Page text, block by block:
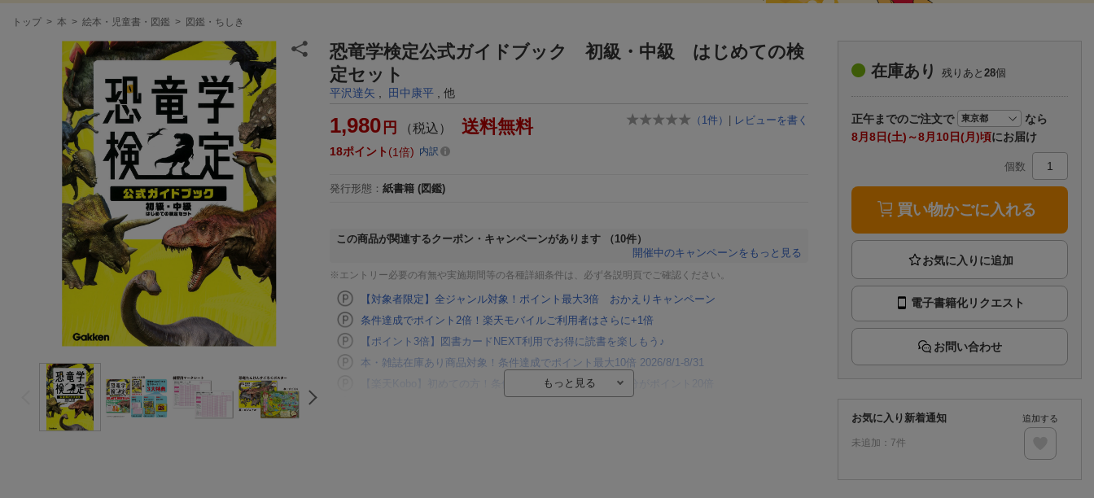
楽天チケット
エンタメニュース
推し楽
現
トップ > 本 > 絵本・児童書・図鑑 > 図鑑・ちしき
恐竜学検定公式ガイドブック 初級・中級 はじめての検
定セット
平沢達矢 田中康平 , 他
（ 1件） | レビューを書く
1,980 円 （税込） 送料無料
18ポイント 1倍 内訳
発行形態 ： 紙書籍 (図鑑)
この商品が関連するクーポン・キャンペーンがあります
（10件）
開催中のキャンペーンをもっと見る
※エントリー必要の有無や実施期間等の各種詳細条件は、必ず各説明頁でご確認ください。
【対象者限定】全ジャンル対象！ポイント最大3倍 おかえりキャンペーン
条件達成でポイント2倍！楽天モバイルご利用者はさらに+1倍
【ポイント3倍】図書カードNEXT利用でお得に読書を楽しもう♪
本・雑誌在庫あり商品対象！条件達成でポイント最大10倍 2026/8/1-8/31
【楽天Kobo】初めての方！条件達成で楽天ブックス購入分がポイント20倍
在庫あり 残りあと 28個
正午までのご注文で
なら
8月8日(土)～8月10日(月)頃にお届け
個数
買い物かごに入れる
電子書籍化リクエスト
お問い合わせ
お気に入り新着通知
未追加： 7件
追加する